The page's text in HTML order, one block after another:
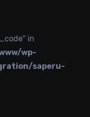
in
wp-
saperu-